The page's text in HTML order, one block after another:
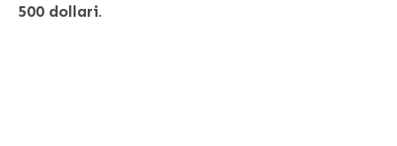
500 dollari.